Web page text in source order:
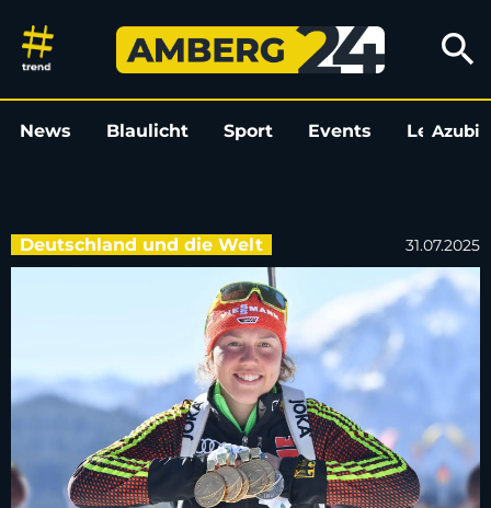
Seilpartnerin: Laura wurde
search
News Blaulicht Sport Events LeoAzubi
Deutschland und die Welt 31.07.2025